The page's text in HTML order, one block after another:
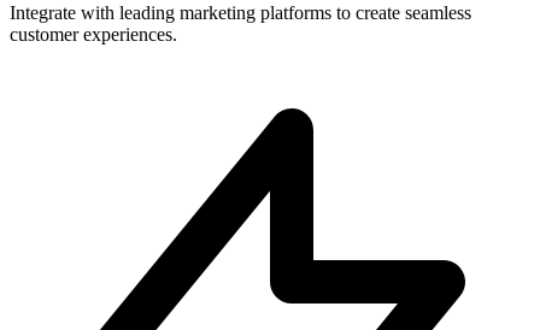
Integrate with leading marketing platforms to create seamless
customer experiences.